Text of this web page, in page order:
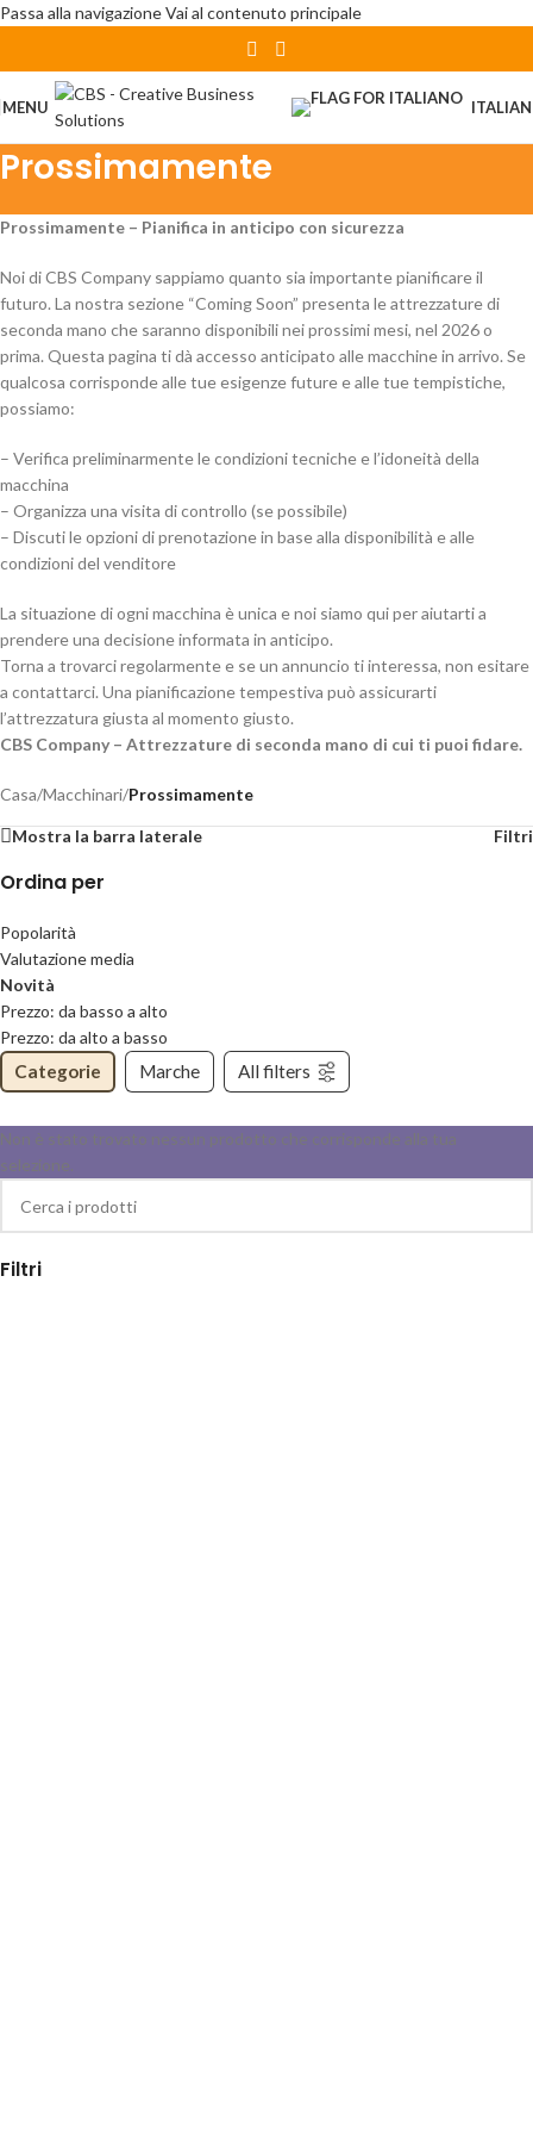
Passa alla navigazioneVai al contenuto principale
MENU
Prossimamente
Filtri
Prossimamente – Pianifica in anticipo con sicurezza
Noi di CBS Company sappiamo quanto sia importante pianificare il
futuro. La nostra sezione “Coming Soon” presenta le attrezzature di
seconda mano che saranno disponibili nei prossimi mesi, nel 2026 o
prima. Questa pagina ti dà accesso anticipato alle macchine in arrivo. Se
qualcosa corrisponde alle tue esigenze future e alle tue tempistiche,
possiamo:
– Verifica preliminarmente le condizioni tecniche e l’idoneità della
macchina
– Organizza una visita di controllo (se possibile)
– Discuti le opzioni di prenotazione in base alla disponibilità e alle
condizioni del venditore
La situazione di ogni macchina è unica e noi siamo qui per aiutarti a
prendere una decisione informata in anticipo.
Torna a trovarci regolarmente e se un annuncio ti interessa, non esitare
a contattarci. Una pianificazione tempestiva può assicurarti
l’attrezzatura giusta al momento giusto.
CBS Company – Attrezzature di seconda mano di cui ti puoi fidare.
Casa/Macchinari/Prossimamente
Mostra la barra laterale Filtri
Ordina per
Popolarità
Valutazione media
Novità
Prezzo: da basso a alto
Prezzo: da alto a basso
Categorie Marche All filters
Non è stato trovato nessun prodotto che corrisponde alla tua
selezione.